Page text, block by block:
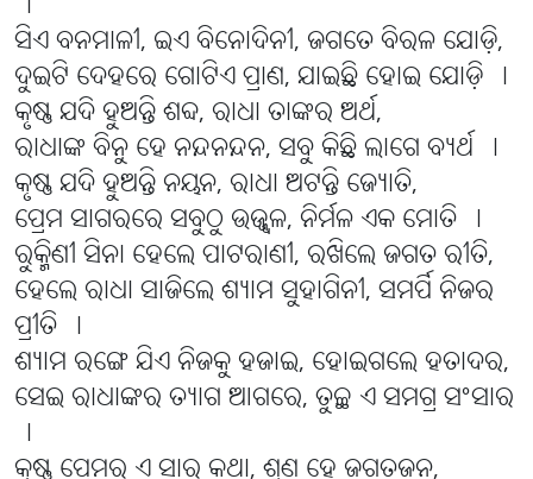
।
ସିଏ ବନମାଳୀ, ଇଏ ବିନୋଦିନୀ, ଜଗତେ ବିରଳ ଯୋଡ଼ି,
ଦୁଇଟି ଦେହରେ ଗୋଟିଏ ପ୍ରାଣ, ଯାଇଛି ହୋଇ ଯୋଡ଼ି ।
କୃଷ୍ଣ ଯଦି ହୁଅନ୍ତି ଶବ୍ଦ, ରାଧା ତାଙ୍କର ଅର୍ଥ,
ରାଧାଙ୍କ ବିନୁ ହେ ନନ୍ଦନନ୍ଦନ, ସବୁ କିଛି ଲାଗେ ବ୍ୟର୍ଥ ।
କୃଷ୍ଣ ଯଦି ହୁଅନ୍ତି ନୟନ, ରାଧା ଅଟନ୍ତି ଜ୍ୟୋତି,
ପ୍ରେମ ସାଗରରେ ସବୁଠୁ ଉଜ୍ଜ୍ୱଳ, ନିର୍ମଳ ଏକ ମୋତି ।
ରୁକ୍ମିଣୀ ସିନା ହେଲେ ପାଟରାଣୀ, ରଖିଲେ ଜଗତ ରୀତି,
ହେଲେ ରାଧା ସାଜିଲେ ଶ୍ୟାମ ସୁହାଗିନୀ, ସମର୍ପି ନିଜର
ପ୍ରୀତି ।
ଶ୍ୟାମ ରଙ୍ଗେ ଯିଏ ନିଜକୁ ହଜାଇ, ହୋଇଗଲେ ହତାଦର,
ସେଇ ରାଧାଙ୍କର ତ୍ୟାଗ ଆଗରେ, ତୁଚ୍ଛ ଏ ସମଗ୍ର ସଂସାର
।
କୃଷ୍ଣ ପ୍ରେମର ଏ ସାର କଥା, ଶୁଣ ହେ ଜଗତଜନ,